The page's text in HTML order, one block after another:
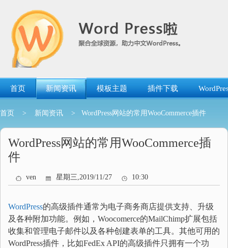
首页 新闻资讯 模板主题 插件下载
首页 > 新闻资讯 > WordPress网站的常用WooCommerce插件
WordPress网站的常用WooCommerce插
件
ven 星期三,2019/11/27 10:30
WordPress的高级插件通常为电子商务商店提供支持、升级
及各种附加功能。例如，Woocomerce的MailChimp扩展包括
收集和管理电子邮件以及各种创建表单的工具。其他可用的
WordPress插件，比如FedEx API的高级插件只拥有一个功